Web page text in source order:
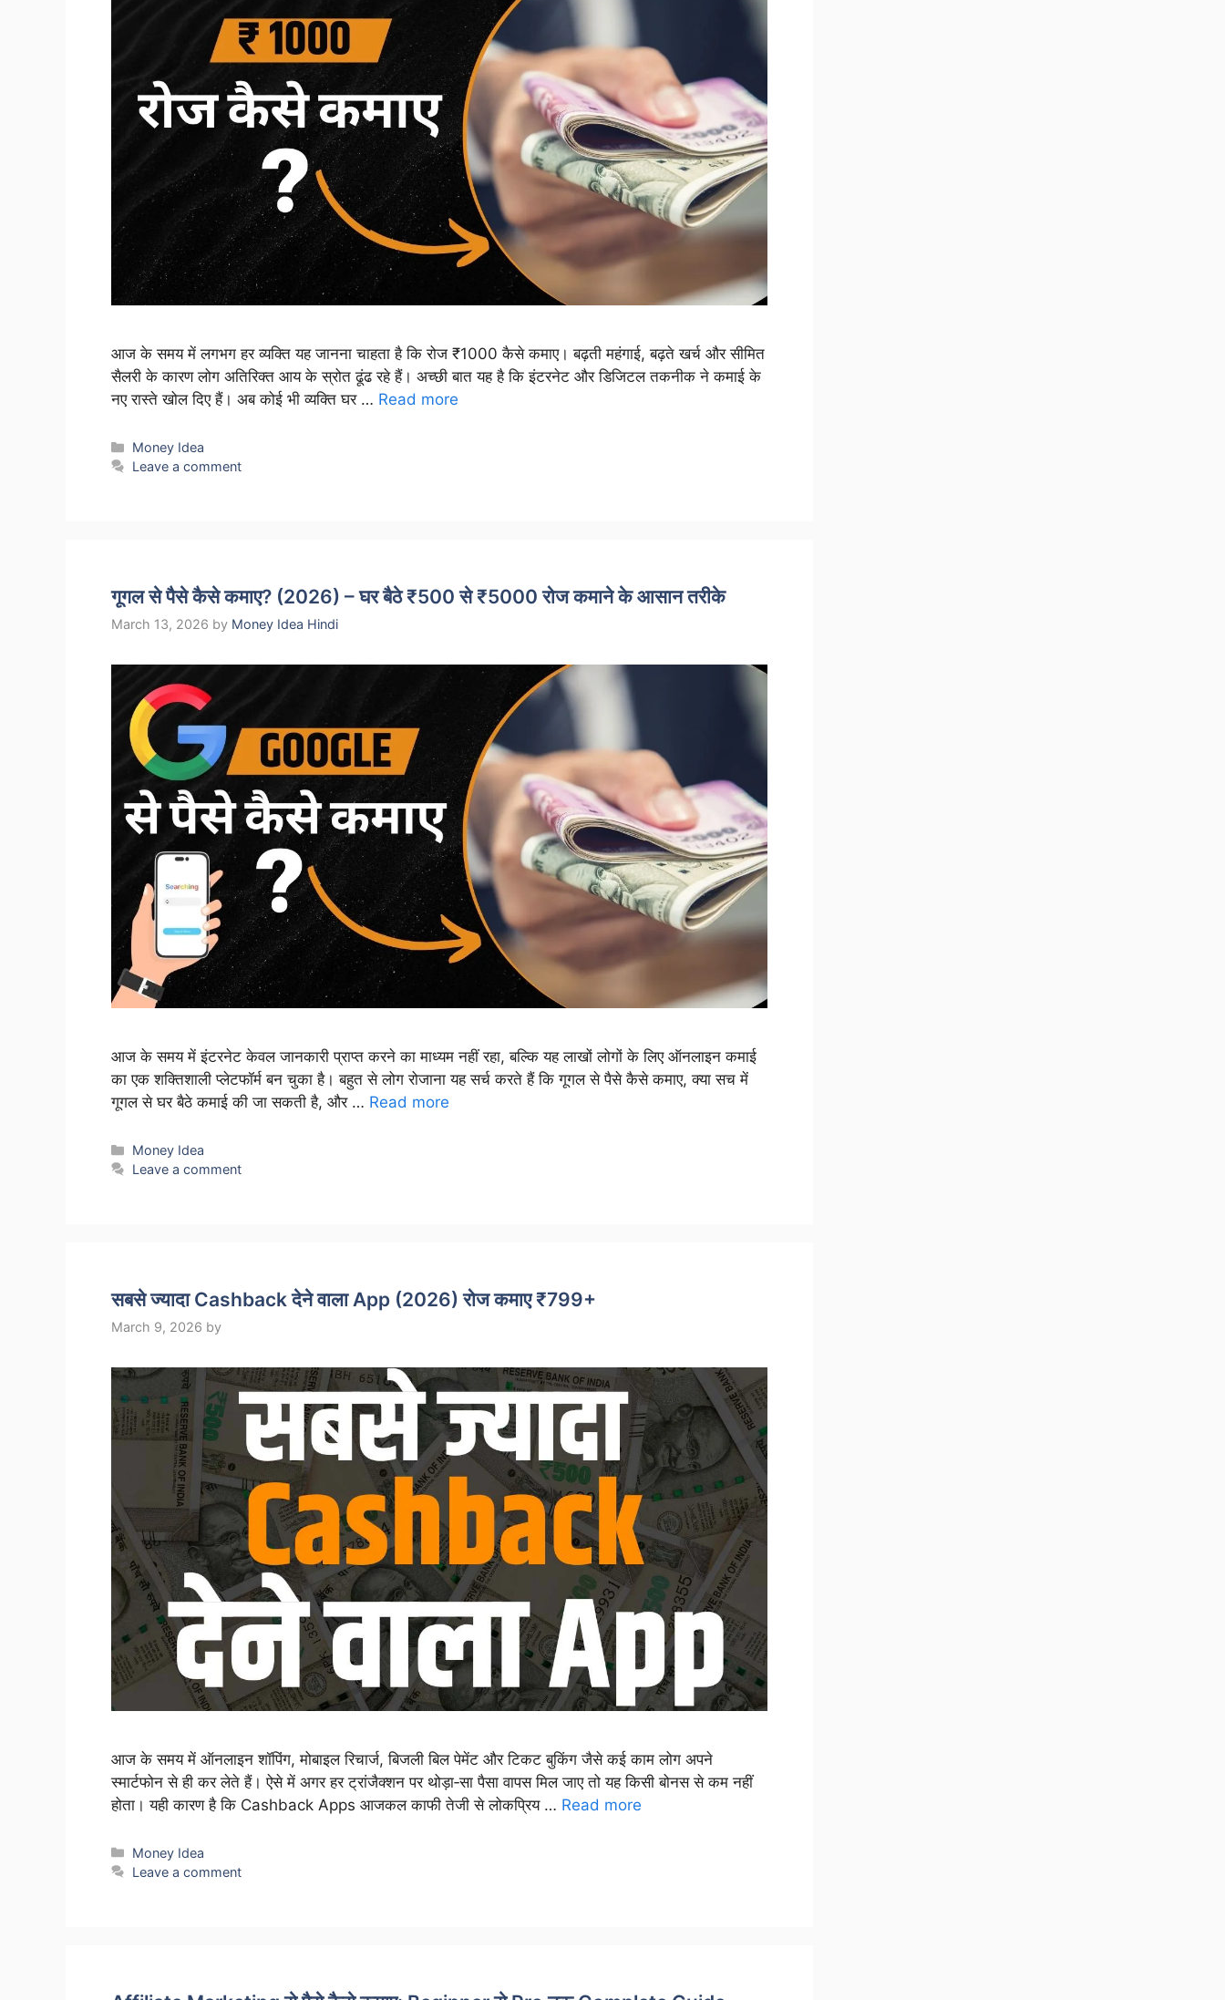
आज के समय में लगभग हर व्यक्ति यह जानना चाहता है कि रोज ₹1000 कैसे कमाए। बढ़ती महंगाई, बढ़ते खर्च और सीमित
सैलरी के कारण लोग अतिरिक्त आय के स्रोत ढूंढ रहे हैं। अच्छी बात यह है कि इंटरनेट और डिजिटल तकनीक ने कमाई के
नए रास्ते खोल दिए हैं। अब कोई भी व्यक्ति घर … Read more
Categories
Money Idea
Leave a comment
गूगल से पैसे कैसे कमाए? (2026) – घर बैठे ₹500 से ₹5000 रोज कमाने के आसान तरीके
March 13, 2026 by Money Idea Hindi
आज के समय में इंटरनेट केवल जानकारी प्राप्त करने का माध्यम नहीं रहा, बल्कि यह लाखों लोगों के लिए ऑनलाइन कमाई
का एक शक्तिशाली प्लेटफॉर्म बन चुका है। बहुत से लोग रोजाना यह सर्च करते हैं कि गूगल से पैसे कैसे कमाए, क्या सच में
गूगल से घर बैठे कमाई की जा सकती है, और … Read more
Categories
Money Idea
Leave a comment
सबसे ज्यादा Cashback देने वाला App (2026) रोज कमाए ₹799+
March 9, 2026 by
आज के समय में ऑनलाइन शॉपिंग, मोबाइल रिचार्ज, बिजली बिल पेमेंट और टिकट बुकिंग जैसे कई काम लोग अपने
स्मार्टफोन से ही कर लेते हैं। ऐसे में अगर हर ट्रांजैक्शन पर थोड़ा‑सा पैसा वापस मिल जाए तो यह किसी बोनस से कम नहीं
होता। यही कारण है कि Cashback Apps आजकल काफी तेजी से लोकप्रिय … Read more
Categories
Money Idea
Leave a comment